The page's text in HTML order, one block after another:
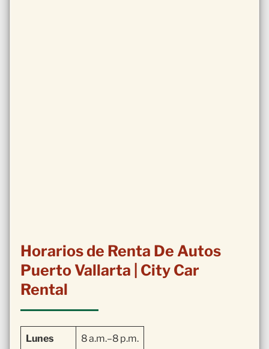
Horarios de Renta De Autos
Puerto Vallarta | City Car
Rental
Lunes 8 a.m.–8 p.m.